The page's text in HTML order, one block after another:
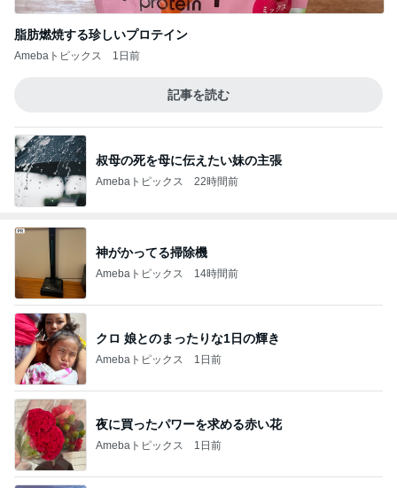
脂肪燃焼する珍しいプロテイン
Amebaトピックス 1日前
記事を読む
叔母の死を母に伝えたい妹の主張
Amebaトピックス 22時間前
神がかってる掃除機
Amebaトピックス 14時間前
クロ 娘とのまったりな1日の輝き
Amebaトピックス 1日前
夜に買ったパワーを求める赤い花
Amebaトピックス 1日前